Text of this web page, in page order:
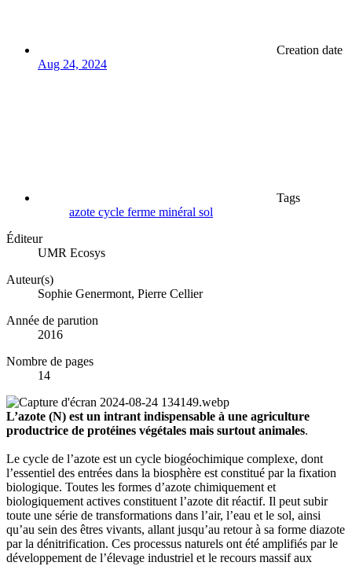
Creation date
Aug 24, 2024
Tags
azote cycle ferme minéral sol
Éditeur
UMR Ecosys
Auteur(s)
Sophie Genermont, Pierre Cellier
Année de parution
2016
Nombre de pages
14
L’azote (N) est un intrant indispensable à une agriculture
productrice de protéines végétales mais surtout animales.
Le cycle de l’azote est un cycle biogéochimique complexe, dont
l’essentiel des entrées dans la biosphère est constitué par la fixation
biologique. Toutes les formes d’azote chimiquement et
biologiquement actives constituent l’azote dit réactif. Il peut subir
toute une série de transformations dans l’air, l’eau et le sol, ainsi
qu’au sein des êtres vivants, allant jusqu’au retour à sa forme diazote
par la dénitrification. Ces processus naturels ont été amplifiés par le
développement de l’élevage industriel et le recours massif aux